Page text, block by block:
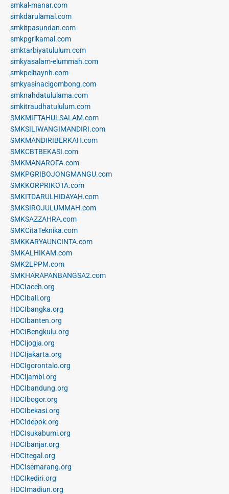
smkal-manar.com
smkdarulamal.com
smkitpasundan.com
smkpgrikamal.com
smktarbiyatululum.com
smkyasalam-elummah.com
smkpelitaynh.com
smkyasinacigombong.com
smknahdatululama.com
smkitraudhatululum.com
SMKMIFTAHULSALAM.com
SMKSILIWANGIMANDIRI.com
SMKMANDIRIBERKAH.com
SMKCBTBEKASI.com
SMKMANAROFA.com
SMKPGRIBOJONGMANGU.com
SMKKORPRIKOTA.com
SMKITDARULHIDAYAH.com
SMKSIROJULUMMAH.com
SMKSAZZAHRA.com
SMKCitaTeknika.com
SMKKARYAUNCINTA.com
SMKALHIKAM.com
SMK2LPPM.com
SMKHARAPANBANGSA2.com
HDCIaceh.org
HDCIbali.org
HDCIbangka.org
HDCIbanten.org
HDCIBengkulu.org
HDCIjogja.org
HDCIjakarta.org
HDCIgorontalo.org
HDCIjambi.org
HDCIbandung.org
HDCIbogor.org
HDCIbekasi.org
HDCIdepok.org
HDCIsukabumi.org
HDCIbanjar.org
HDCItegal.org
HDCIsemarang.org
HDCIkediri.org
HDCImadiun.org